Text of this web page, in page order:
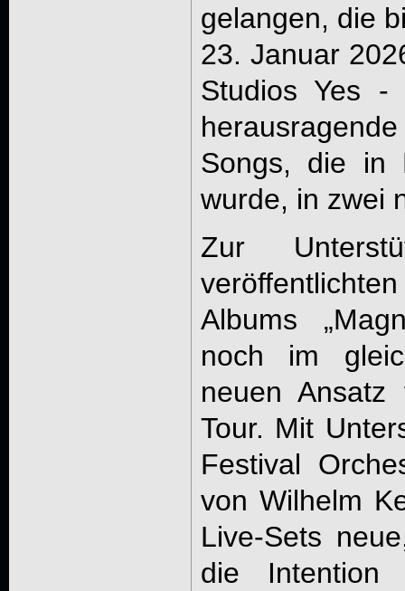
gelangen, die
23. Januar
Studios Yes -
Songs, die in
wurde, in zwei
Zur
Albums
noch im
neuen
Tour. Mit
Festival
von Wilhelm
Live-Sets
die Intention